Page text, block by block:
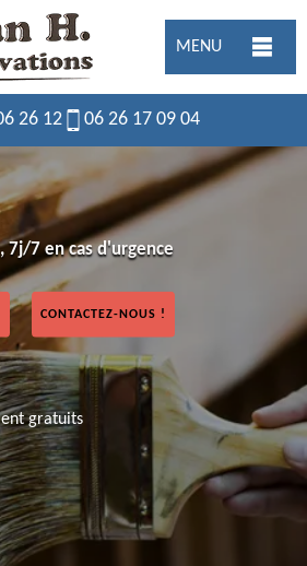
MENU
26 12 06 26 17 09 04
7 en cas d'urgence
CONTACTEZ-NOUS !
gratuits